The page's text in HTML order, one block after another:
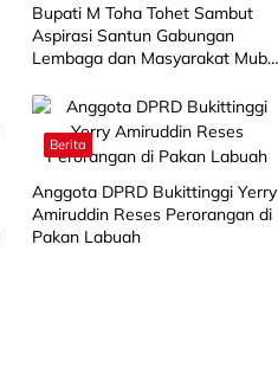
Bupati M Toha Tohet Sambut
Aspirasi Santun Gabungan
Lembaga dan Masyarakat Muba
Berita
Anggota DPRD Bukittinggi Yerry
Amiruddin Reses Perorangan di
Pakan Labuah